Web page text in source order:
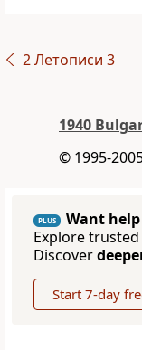
2 Летописи 3
1940
© 1995-
PLUS
Want
Explore
Discover
Start 7-day